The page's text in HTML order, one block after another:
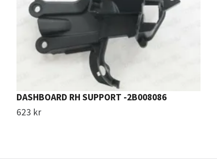
DASHBOARD RH SUPPORT -2B008086
623 kr